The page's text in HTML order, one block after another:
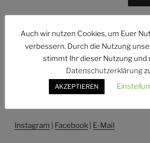
Datenschutz
Instagram Facebook E-Mail
Auch wir nutzen Cookies, um Euer
verbessern. Durch die Nutzung
stimmt Ihr dieser Nutzung und
Datenschutzerklärung
AKZEPTIEREN